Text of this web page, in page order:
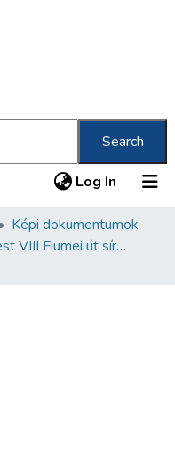
Search
Log In (current)
Képi dokumentumok
Budapest VIII Fiumei út sírkert 2. rész